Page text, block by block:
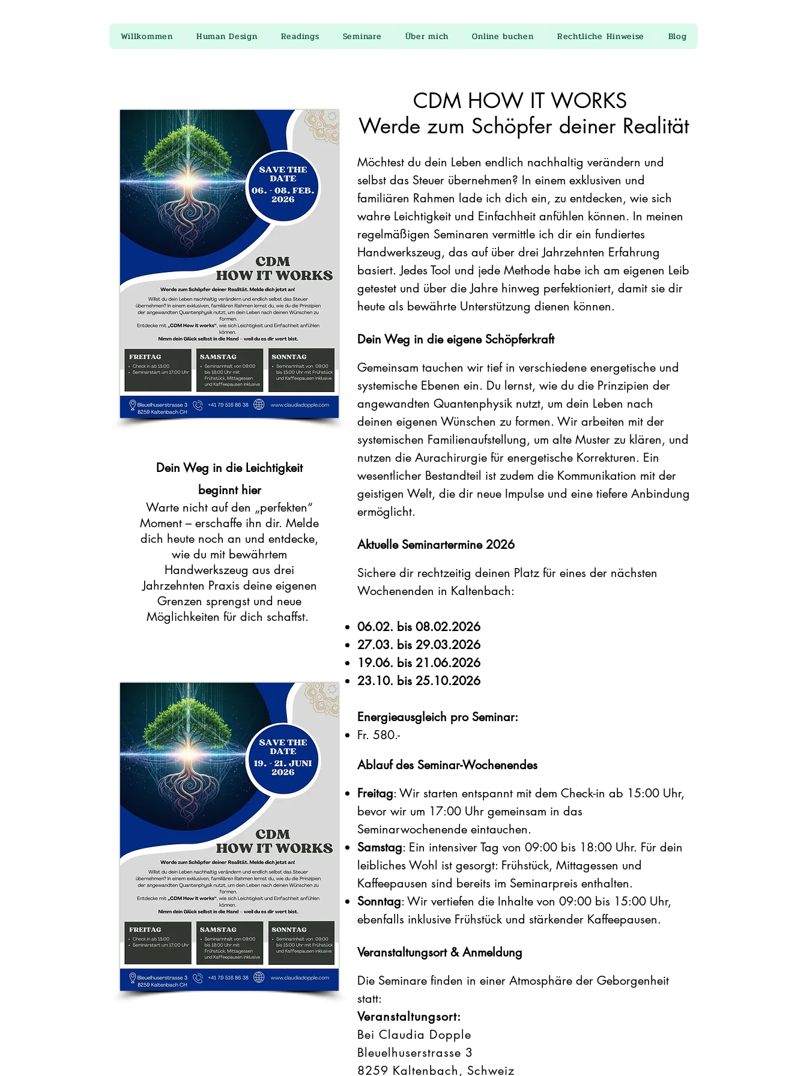
Willkommen Human Design Readings Seminare Über mich Online buchen Rechtliche Hinweise Blog
Dein Weg in die Leichtigkeit
beginnt hier
Warte nicht auf den „perfekten“
Moment – erschaffe ihn dir. Melde
dich heute noch an und entdecke,
wie du mit bewährtem
Handwerkszeug aus drei
Jahrzehnten Praxis deine eigenen
Grenzen sprengst und neue
Möglichkeiten für dich schaffst.
CDM HOW IT WORKS
Werde zum Schöpfer deiner Realität
Möchtest du dein Leben endlich nachhaltig verändern und
selbst das Steuer übernehmen? In einem exklusiven und
familiären Rahmen lade ich dich ein, zu entdecken, wie sich
wahre Leichtigkeit und Einfachheit anfühlen können. In meinen
regelmäßigen Seminaren vermittle ich dir ein fundiertes
Handwerkszeug, das auf über drei Jahrzehnten Erfahrung
basiert. Jedes Tool und jede Methode habe ich am eigenen Leib
getestet und über die Jahre hinweg perfektioniert, damit sie dir
heute als bewährte Unterstützung dienen können.
Dein Weg in die eigene Schöpferkraft
Gemeinsam tauchen wir tief in verschiedene energetische und
systemische Ebenen ein. Du lernst, wie du die Prinzipien der
angewandten Quantenphysik nutzt, um dein Leben nach
deinen eigenen Wünschen zu formen. Wir arbeiten mit der
systemischen Familienaufstellung, um alte Muster zu klären, und
nutzen die Aurachirurgie für energetische Korrekturen. Ein
wesentlicher Bestandteil ist zudem die Kommunikation mit der
geistigen Welt, die dir neue Impulse und eine tiefere Anbindung
ermöglicht.
Aktuelle Seminartermine 2026
Sichere dir rechtzeitig deinen Platz für eines der nächsten
Wochenenden in Kaltenbach:
06.02. bis 08.02.2026
27.03. bis 29.03.2026
19.06. bis 21.06.2026
23.10. bis 25.10.2026
Energieausgleich pro Seminar:
Fr. 580.-
Ablauf des Seminar-Wochenendes
Freitag: Wir starten entspannt mit dem Check-in ab 15:00 Uhr,
bevor wir um 17:00 Uhr gemeinsam in das
Seminarwochenende eintauchen.
Samstag: Ein intensiver Tag von 09:00 bis 18:00 Uhr. Für dein
leibliches Wohl ist gesorgt: Frühstück, Mittagessen und
Kaffeepausen sind bereits im Seminarpreis enthalten.
Sonntag: Wir vertiefen die Inhalte von 09:00 bis 15:00 Uhr,
ebenfalls inklusive Frühstück und stärkender Kaffeepausen.
Veranstaltungsort & Anmeldung
Die Seminare finden in einer Atmosphäre der Geborgenheit
statt:
Veranstaltungsort:
Bei Claudia Dopple ​
Bleuelhuserstrasse 3
8259 Kaltenbach, Schweiz